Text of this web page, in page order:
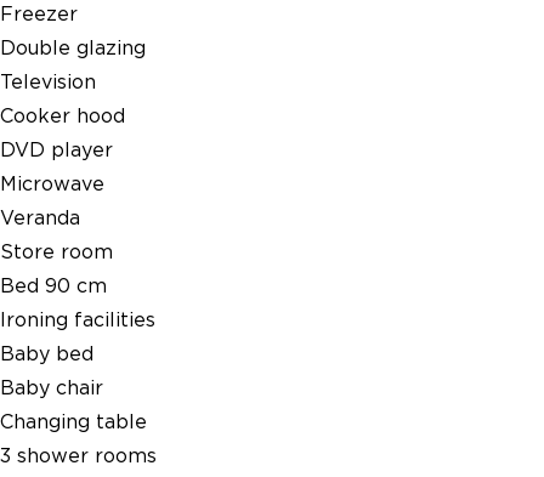
Freezer
Double glazing
Television
Cooker hood
DVD player
Microwave
Veranda
Store room
Bed 90 cm
Ironing facilities
Baby bed
Baby chair
Changing table
3 shower rooms